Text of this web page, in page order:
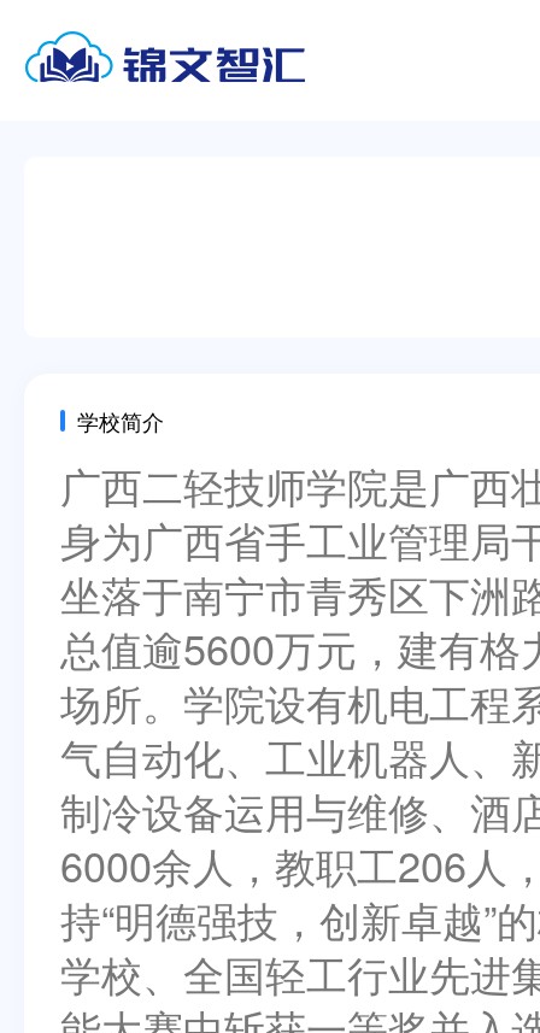
学校简介
广西二轻技师学院是广西
身为广西省手工业管理局
坐落于南宁市青秀区下洲
总值逾5600万元，建有
场所。学院设有机电工程
气自动化、工业机器人、
制冷设备运用与维修、酒
6000余人，教职工206人
持“明德强技，创新卓越”
学校、全国轻工行业先进